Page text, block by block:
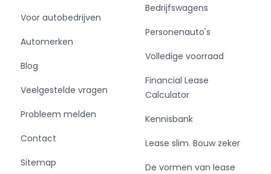
Voor autobedrijven
Automerken
Blog
Veelgestelde vragen
Probleem melden
Contact
Sitemap
Bedrijfswagens
Personenauto's
Volledige voorraad
Financial Lease
Calculator
Kennisbank
Lease slim. Bouw zeker
De vormen van lease